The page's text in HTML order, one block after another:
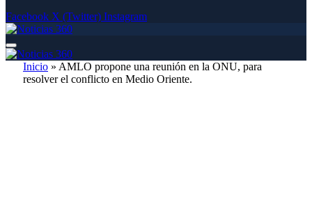
Facebook X (Twitter) Instagram
Inicio » AMLO propone una reunión en la ONU, para
resolver el conflicto en Medio Oriente.